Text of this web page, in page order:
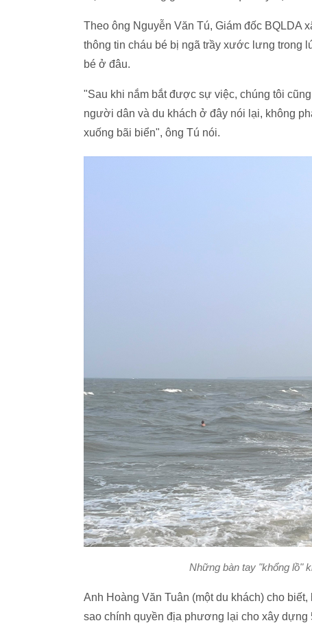
Theo ông Nguyễn Văn Tú, Giám đốc BQLDA
thông tin cháu bé bị ngã trầy xước lưng trong
bé ở đâu.
"Sau khi nắm bắt được sự việc, chúng tôi
người dân và du khách ở đây nói lại, không
xuống bãi biển", ông Tú nói.
Những bàn tay "khổng lồ"
Anh Hoàng Văn Tuân (một du khách) cho
sao chính quyền địa phương lại cho xây dựng